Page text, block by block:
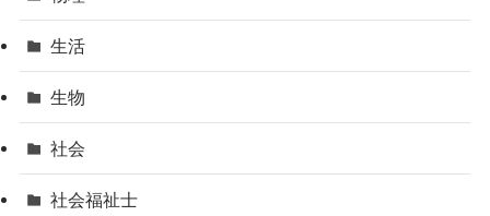
生活
生物
社会
社会福祉士